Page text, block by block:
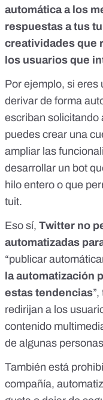
automática a los
respuestas a tus
creatividades que
los usuarios que
Por ejemplo, si eres
derivar de forma
escriban solicitando
puedes crear una
ampliar las
desarrollar un bot
hilo entero o que
tuit.
Eso sí, Twitter no
automatizadas
“publicar
la automatización
estas tendencias
redirijan a los
contenido
de algunas
También está
compañía,